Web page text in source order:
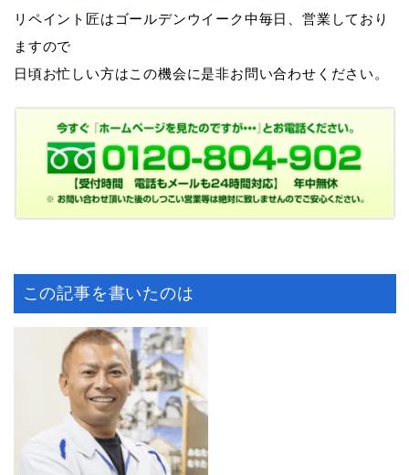
リペイント匠はゴールデンウイーク中毎日、営業しており
ますので
日頃お忙しい方はこの機会に是非お問い合わせください。
この記事を書いたのは